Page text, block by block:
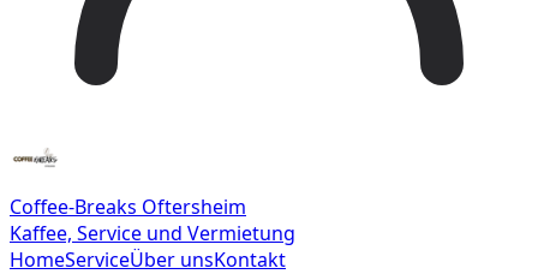
Coffee-Breaks Oftersheim
Kaffee, Service und Vermietung
HomeServiceÜber unsKontakt